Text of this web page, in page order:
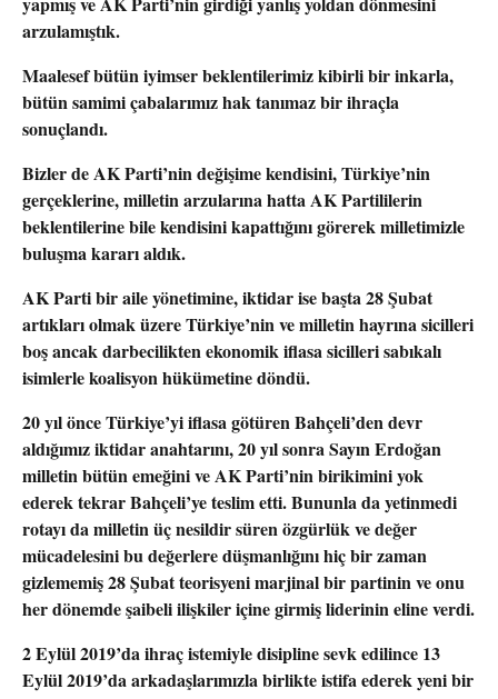
arzulamıştık.
Maalesef bütün iyimser beklentilerimiz kibirli bir inkarla,
bütün samimi çabalarımız hak tanımaz bir ihraçla
sonuçlandı.
Bizler de AK Parti’nin değişime kendisini, Türkiye’nin
gerçeklerine, milletin arzularına hatta AK Partililerin
beklentilerine bile kendisini kapattığını görerek milletimizle
buluşma kararı aldık.
AK Parti bir aile yönetimine, iktidar ise başta 28 Şubat
artıkları olmak üzere Türkiye’nin ve milletin hayrına sicilleri
boş ancak darbecilikten ekonomik iflasa sicilleri sabıkalı
isimlerle koalisyon hükümetine döndü.
20 yıl önce Türkiye’yi iflasa götüren Bahçeli’den devr
aldığımız iktidar anahtarını, 20 yıl sonra Sayın Erdoğan
milletin bütün emeğini ve AK Parti’nin birikimini yok
ederek tekrar Bahçeli’ye teslim etti. Bununla da yetinmedi
rotayı da milletin üç nesildir süren özgürlük ve değer
mücadelesini bu değerlere düşmanlığını hiç bir zaman
gizlememiş 28 Şubat teorisyeni marjinal bir partinin ve onu
her dönemde şaibeli ilişkiler içine girmiş liderinin eline verdi.
2 Eylül 2019’da ihraç istemiyle disipline sevk edilince 13
Eylül 2019’da arkadaşlarımızla birlikte istifa ederek yeni bir